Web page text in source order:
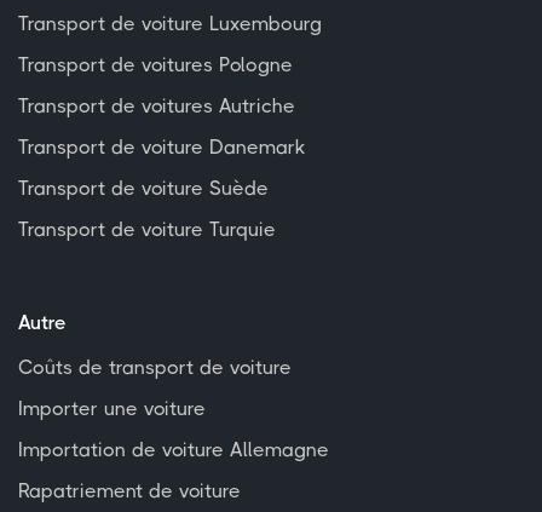
Transport de voiture Luxembourg
Transport de voitures Pologne
Transport de voitures Autriche
Transport de voiture Danemark
Transport de voiture Suède
Transport de voiture Turquie
Autre
Coûts de transport de voiture
Importer une voiture
Importation de voiture Allemagne
Rapatriement de voiture